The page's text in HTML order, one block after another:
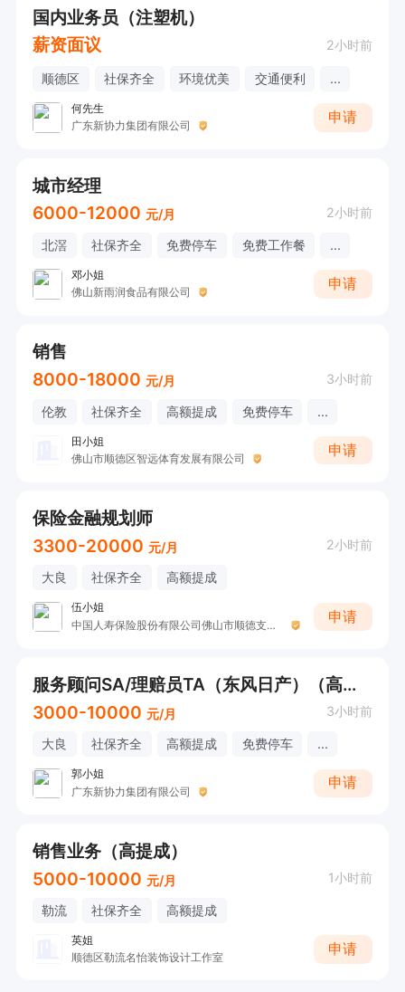
国内业务员（注塑机）
薪资面议
2小时前
顺德区 社保齐全 环境优美 交通便利 ...
何先生
广东新协力集团有限公司
申请
城市经理
6000-12000 元/月 2小时前
北滘 社保齐全 免费停车 免费工作餐 ...
邓小姐
佛山新雨润食品有限公司
申请
销售
8000-18000 元/月 3小时前
伦教 社保齐全 高额提成 免费停车 ...
田小姐
佛山市顺德区智远体育发展有限公司
申请
保险金融规划师
3300-20000 元/月 2小时前
大良 社保齐全 高额提成
伍小姐
中国人寿保险股份有限公司佛山市顺德支公司
申请
服务顾问SA/理赔员TA（东风日产）（高提成+节日慰问+年终奖）
3000-10000 元/月 3小时前
大良 社保齐全 高额提成 免费停车 ...
郭小姐
广东新协力集团有限公司
申请
销售业务（高提成）
5000-10000 元/月 1小时前
勒流 社保齐全 高额提成
英姐
顺德区勒流名怡装饰设计工作室
申请